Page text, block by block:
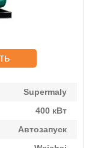
Supermaly
400 кВт
Автозапуск